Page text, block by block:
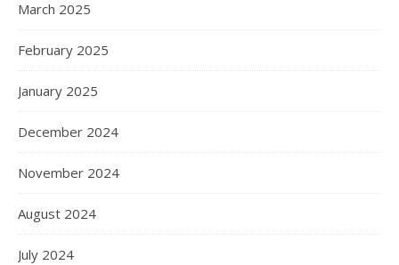
March 2025
February 2025
January 2025
December 2024
November 2024
August 2024
July 2024